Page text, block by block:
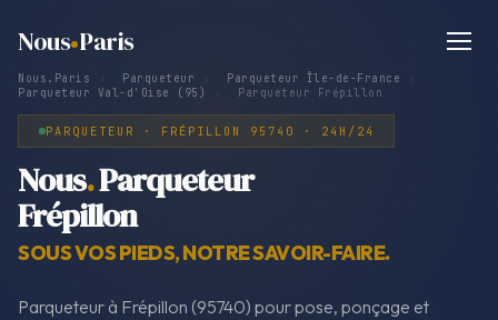
Nous Paris
Nous.Paris Parqueteur Parqueteur Île-de-France
Parqueteur Val-d'Oise (95)
Parqueteur Frépillon
PARQUETEUR · FRÉPILLON 95740 · 24H/24
Nous.Parqueteur
Frépillon
SOUS VOS PIEDS, NOTRE SAVOIR-FAIRE.
Parqueteur à Frépillon (95740) pour pose, ponçage et